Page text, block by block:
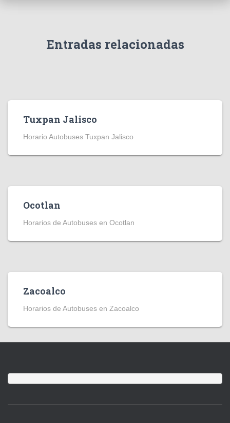
Entradas relacionadas
Tuxpan Jalisco
Horario Autobuses Tuxpan Jalisco
Ocotlan
Horarios de Autobuses en Ocotlan
Zacoalco
Horarios de Autobuses en Zacoalco